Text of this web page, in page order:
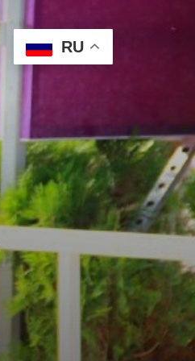
RU